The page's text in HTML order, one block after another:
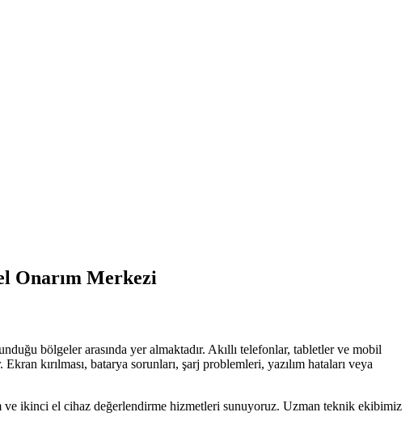
Onarım Merkezi
bölgeler arasında yer almaktadır. Akıllı telefonlar, tabletler ve mobil
kırılması, batarya sorunları, şarj problemleri, yazılım hataları veya
ikinci el cihaz değerlendirme hizmetleri sunuyoruz. Uzman teknik ekibimiz